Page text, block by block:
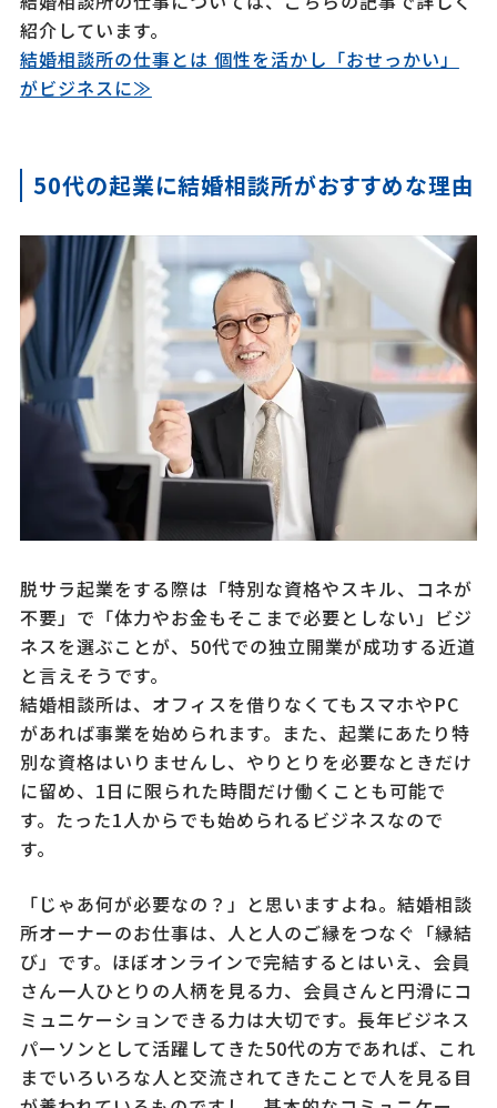
紹介しています。
結婚相談所の仕事とは 個性を活かし「おせっかい」
がビジネスに≫
50代の起業に結婚相談所がおすすめな理由
脱サラ起業をする際は「特別な資格やスキル、コネが
不要」で「体力やお金もそこまで必要としない」ビジ
ネスを選ぶことが、50代での独立開業が成功する近道
と言えそうです。
結婚相談所は、オフィスを借りなくてもスマホやPC
があれば事業を始められます。また、起業にあたり特
別な資格はいりませんし、やりとりを必要なときだけ
に留め、1日に限られた時間だけ働くことも可能で
す。たった1人からでも始められるビジネスなので
す。
「じゃあ何が必要なの？」と思いますよね。結婚相談
所オーナーのお仕事は、人と人のご縁をつなぐ「縁結
び」です。ほぼオンラインで完結するとはいえ、会員
さん一人ひとりの人柄を見る力、会員さんと円滑にコ
ミュニケーションできる力は大切です。長年ビジネス
パーソンとして活躍してきた50代の方であれば、これ
までいろいろな人と交流されてきたことで人を見る目